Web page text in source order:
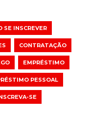
SE INSCREVER
CONTRATAÇÃO
EMPRÉSTIMO
PESSOAL
SE